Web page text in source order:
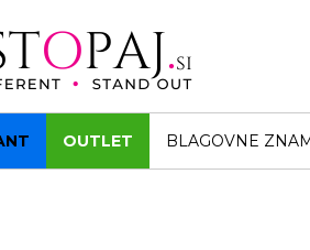
OUTLET BLAGOVNE